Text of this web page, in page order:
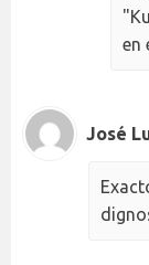
en
José